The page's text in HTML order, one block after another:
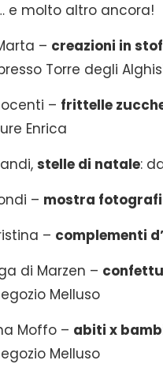
e molto altro ancora!
– creazioni in
Torre degli
– frittelle
Enrica
stelle di natale:
– mostra
– complementi
di Marzen –
Melluso
Moffo – abiti x
Melluso